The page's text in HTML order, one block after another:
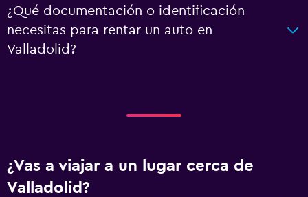
¿Qué documentación o identificación
necesitas para rentar un auto en
Valladolid?
¿Vas a viajar a un lugar cerca de
Valladolid?